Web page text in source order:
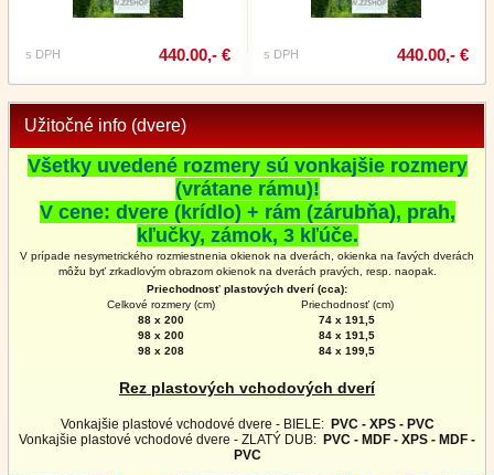
s DPH 440.00,- € s DPH 440.00,- €
Užitočné info (dvere)
Všetky uvedené rozmery sú vonkajšie rozmery
(vrátane rámu)!
V cene: dvere (krídlo) + rám (zárubňa), prah,
kľučky, zámok, 3 kľúče.
V prípade nesymetrického rozmiestnenia okienok na dverách, okienka na ľavých dverách
môžu byť zrkadlovým obrazom okienok na dverách pravých, resp. naopak.
Priechodnosť plastových dverí (cca):
Celkové rozmery (cm)
Priechodnosť (cm)
88 x 200
74 x 191,5
98 x 200
84 x 191,5
98 x 208
84 x 199,5
Rez plastových vchodových dverí
Vonkajšie plastové vchodové dvere - BIELE: PVC - XPS - PVC
Vonkajšie plastové vchodové dvere - ZLATÝ DUB: PVC - MDF - XPS - MDF -
PVC